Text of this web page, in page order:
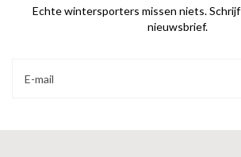
Echte wintersporters missen niets.
nieuwsbrief.